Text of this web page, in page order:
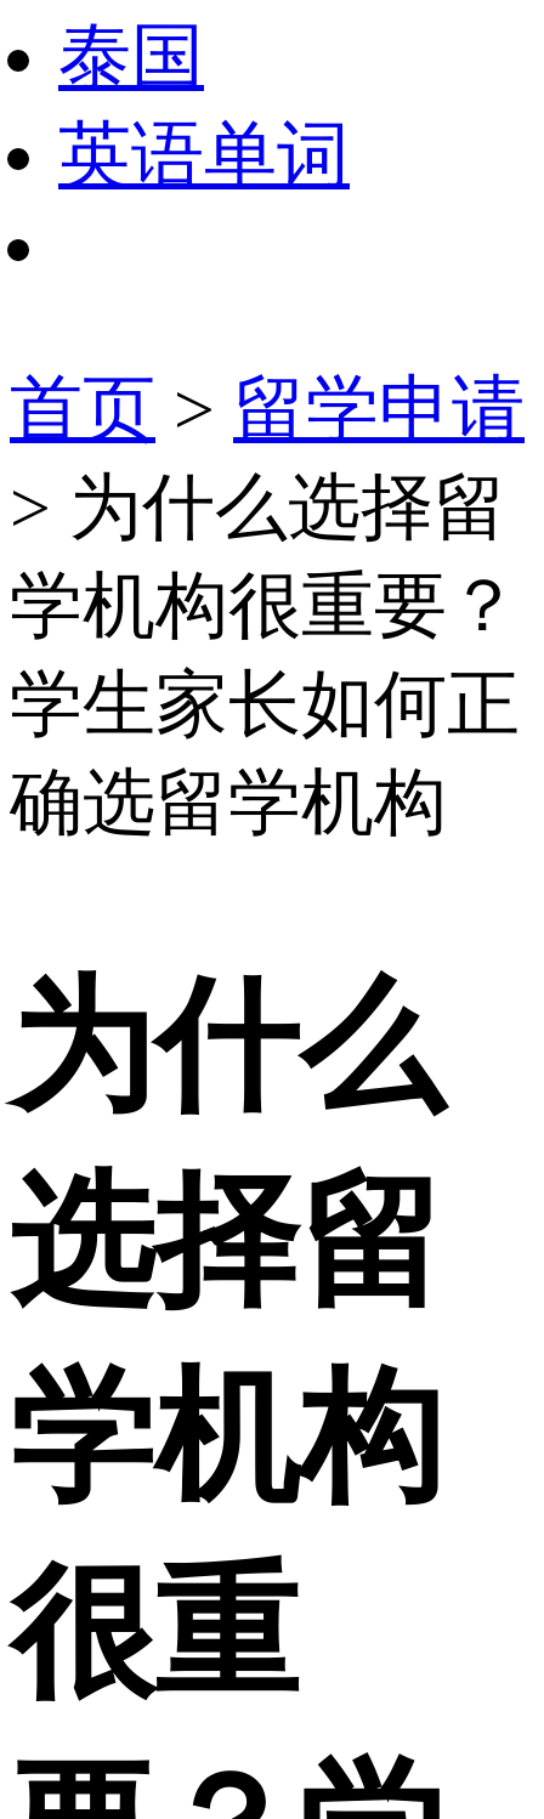
泰国
英语单词
首页 > 留学申请
> 为什么选择留
学机构很重要？
学生家长如何正
确选留学机构
为什么
选择留
学机构
很重